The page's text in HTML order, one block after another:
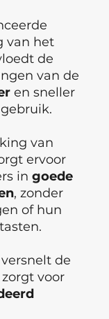
van het
de
van de
en sneller
van
ervoor
in goede
, zonder
of hun
de
voor